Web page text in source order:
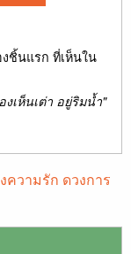
ชิ้นแรก ที่เห็นใน
เห็นเต่า อยู่ริมน้ำ"
วามรัก ดวงการ